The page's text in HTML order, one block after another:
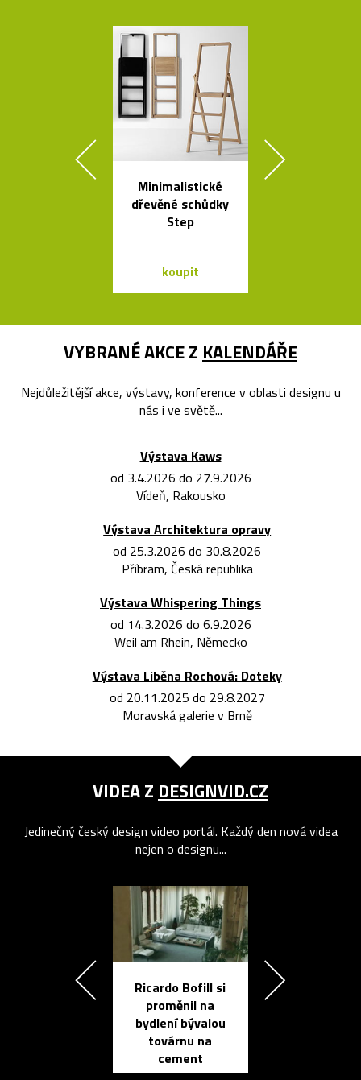
Minimalistické
dřevěné schůdky
Step
koupit
VYBRANÉ AKCE Z KALENDÁŘE
Nejdůležitější akce, výstavy, konference v oblasti designu u
nás i ve světě...
Výstava Kaws
od 3.4.2026 do 27.9.2026
Vídeň, Rakousko
Výstava Architektura opravy
od 25.3.2026 do 30.8.2026
Příbram, Česká republika
Výstava Whispering Things
od 14.3.2026 do 6.9.2026
Weil am Rhein, Německo
Výstava Liběna Rochová: Doteky
od 20.11.2025 do 29.8.2027
Moravská galerie v Brně
VIDEA Z DESIGNVID.CZ
Jedinečný český design video portál. Každý den nová videa
nejen o designu...
Ricardo Bofill si
proměnil na
bydlení bývalou
továrnu na
cement